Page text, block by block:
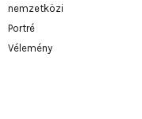
nemzetközi
Portré
Vélemény